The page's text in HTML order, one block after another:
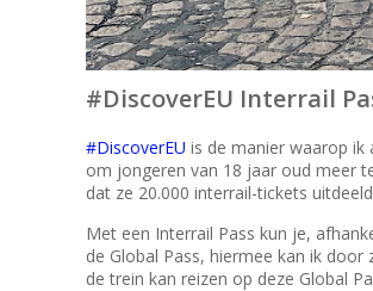
#DiscoverEU Interrail
#DiscoverEU is de manier waarop ik
om jongeren van 18 jaar oud meer
dat ze 20.000 interrail-tickets
Met een Interrail Pass kun je,
de Global Pass, hiermee kan ik
de trein kan reizen op deze Global